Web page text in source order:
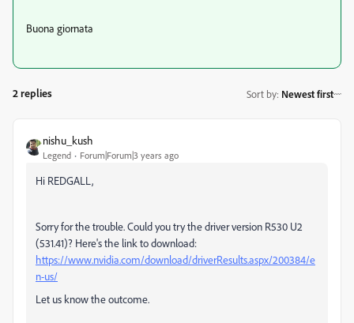
Buona giornata
2 replies Sort by: Newest first
nishu_kush
Legend Forum|Forum|3 years ago
Hi REDGALL,
Sorry for the trouble. Could you try the driver version R530 U2
(531.41)? Here's the link to download:
https://www.nvidia.com/download/driverResults.aspx/200384/e
n-us/
Let us know the outcome.